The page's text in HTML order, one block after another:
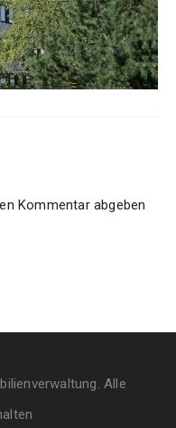
Kommentar abgeben
Alle